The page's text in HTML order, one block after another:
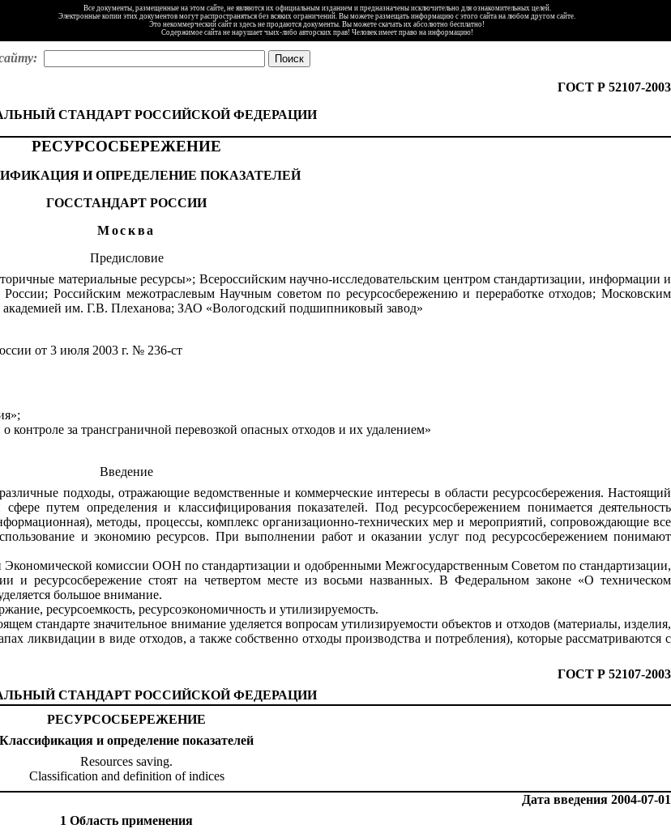
Все документы, размещенные на этом сайте, не являются их официальным изданием и предназначены исключительно для ознакомительных целей.
Электронные копии этих документов могут распространяться без всяких ограничений. Вы можете размещать информацию с этого сайта на любом другом сайте.
Это некоммерческий сайт и здесь не продаются документы. Вы можете скачать их абсолютно бесплатно!
Содержимое сайта не нарушает чьих-либо авторских прав! Человек имеет право на информацию!
ГОСТ Р 52107-2003
СТАНДАРТ РОССИЙСКОЙ ФЕДЕРАЦИИ
РЕСУРСОСБЕРЕЖЕНИЕ
И ОПРЕДЕЛЕНИЕ ПОКАЗАТЕЛЕЙ
ГОССТАНДАРТ РОССИИ
Москва
Предисловие
материальные ресурсы»; Всероссийским научно-исследовательским центром стандартизации, информации и
Российским межотраслевым Научным советом по ресурсосбережению и переработке отходов; Московским
академией им. Г.В. Плеханова; ЗАО «Вологодский подшипниковый завод»
от 3 июля 2003 г. № 236-ст
за трансграничной перевозкой опасных отходов и их удалением»
Введение
подходы, отражающие ведомственные и коммерческие интересы в области ресурсосбережения. Настоящий
путем определения и классифицирования показателей. Под ресурсосбережением понимается деятельность
методы, процессы, комплекс организационно-технических мер и мероприятий, сопровождающие все
и экономию ресурсов. При выполнении работ и оказании услуг под ресурсосбережением понимают
комиссии ООН по стандартизации и одобренными Межгосударственным Советом по стандартизации,
и ресурсосбережение стоят на четвертом месте из восьми названных. В Федеральном законе «О техническом
большое внимание.
ресурсоемкость, ресурсоэкономичность и утилизируемость.
стандарте значительное внимание уделяется вопросам утилизируемости объектов и отходов (материалы, изделия,
ликвидации в виде отходов, а также собственно отходы производства и потребления), которые рассматриваются с
ГОСТ Р 52107-2003
СТАНДАРТ РОССИЙСКОЙ ФЕДЕРАЦИИ
РЕСУРСОСБЕРЕЖЕНИЕ
Классификация и определение показателей
Resources saving.
Classification and definition of indices
Дата введения 2004-07-01
1 Область применения